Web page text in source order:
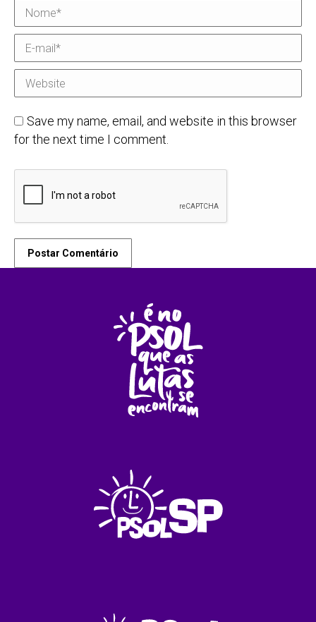
Nome *
E-mail *
Website
Save my name, email, and website in this browser
for the next time I comment.
Postar Comentário